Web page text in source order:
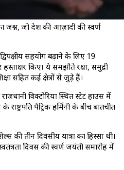
जश्न, जो देश की आज़ादी की स्वर्ण
सहयोग बढ़ाने के लिए 19
किए। ये समझौते रक्षा, समुद्री
सहित कई क्षेत्रों से जुड़े हैं।
विक्टोरिया स्थित स्टेट हाउस में
राष्ट्रपति पैट्रिक हर्मिनी के बीच बातचीत
की तीन दिवसीय यात्रा का हिस्सा थी।
दिवस की स्वर्ण जयंती समारोह में